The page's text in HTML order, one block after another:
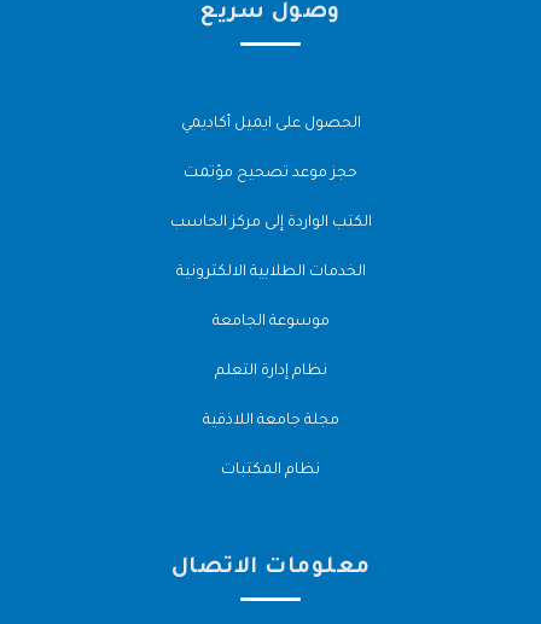
وصول سريع
الحصول على ايميل أكاديمي
حجز موعد تصحيح مؤتمت
الكتب الواردة إلى مركز الحاسب
الخدمات الطلابية الالكترونية
موسوعة الجامعة
نظام إدارة التعلم
مجلة جامعة اللاذقية
نظام المكتبات
معلومات الاتصال